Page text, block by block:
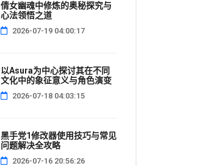
倩女幽魂中修炼的奥秘探究与
心法领悟之道
2026-07-19 04:00:17
以Asura为中心探讨其在不同
文化中的象征意义与角色演变
2026-07-18 04:03:15
黑手党1修改器使用技巧与常见
问题解决全攻略
2026-07-16 20:56:26